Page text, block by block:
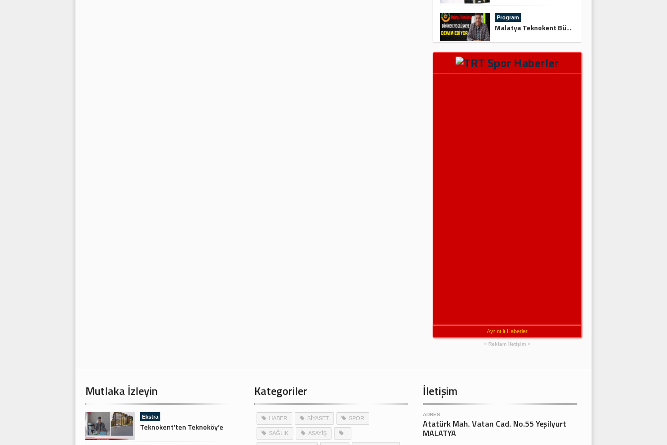
Program
Malatya Teknokent Büyümeye ve Gelişmeye Devam Ediyor
Ayrıntılı Haberler
Reklam İletişim
Mutlaka İzleyin
Ekstra
Teknokent’ten Teknoköy’e
Kategoriler
HABER SİYASET SPOR
SAĞLIK ASAYİŞ
İletişim
ADRES
Atatürk Mah. Vatan Cad. No.55 Yeşilyurt
MALATYA